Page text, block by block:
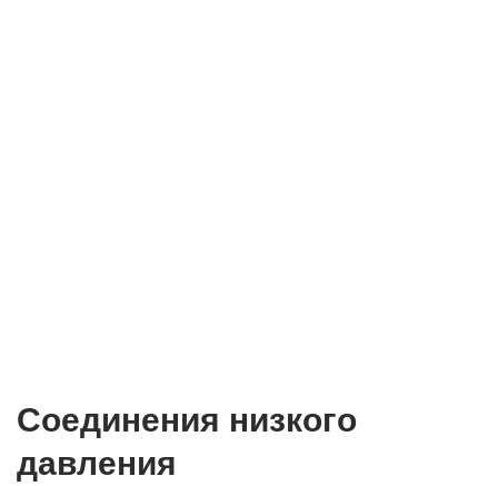
Соединения низкого
давления